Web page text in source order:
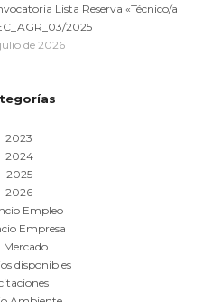
Lista Reserva «Técnico/a
2025
julio de 2026
2023
2024
2025
2026
Empleo
Empresa
Mercado
disponibles